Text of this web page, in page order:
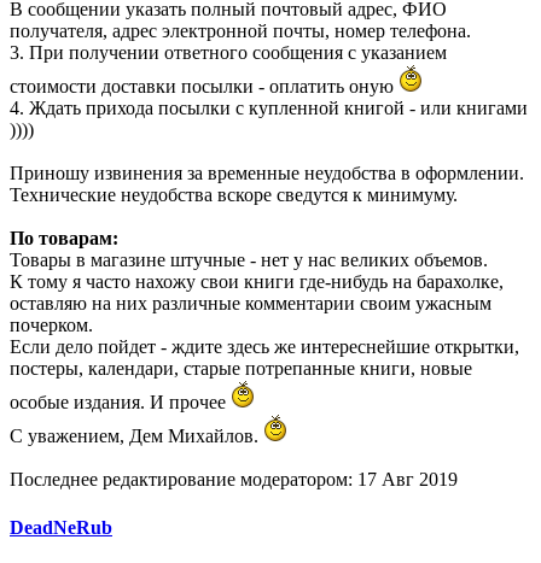
В сообщении указать полный почтовый адрес, ФИО
получателя, адрес электронной почты, номер телефона.
3. При получении ответного сообщения с указанием
стоимости доставки посылки - оплатить оную
4. Ждать прихода посылки с купленной книгой - или книгами
))))
Приношу извинения за временные неудобства в оформлении.
Технические неудобства вскоре сведутся к минимуму.
По товарам:
Товары в магазине штучные - нет у нас великих объемов.
К тому я часто нахожу свои книги где-нибудь на барахолке,
оставляю на них различные комментарии своим ужасным
почерком.
Если дело пойдет - ждите здесь же интереснейшие открытки,
постеры, календари, старые потрепанные книги, новые
особые издания. И прочее
С уважением, Дем Михайлов.
Последнее редактирование модератором: 17 Авг 2019
DeadNeRub